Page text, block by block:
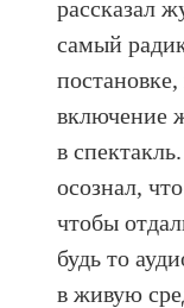
рассказал
самый
включение
в
осознал,
чтобы
будь то
в живую